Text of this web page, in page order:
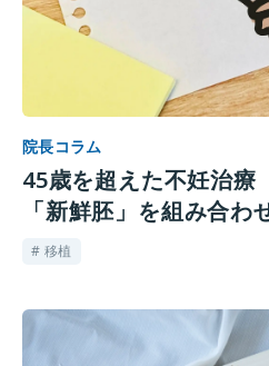
院長コラム
45歳を超えた不妊治療
「新鮮胚」を組み合わ
# 移植